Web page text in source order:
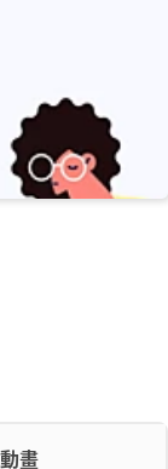
畫